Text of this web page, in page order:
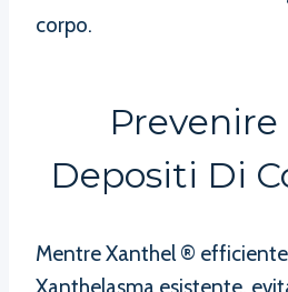
corpo.
Depositi Di
Mentre Xanthel ®
Xanthelasma esistente,